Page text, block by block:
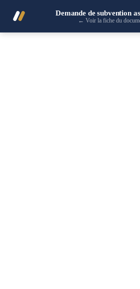
Demande de subvention
← Voir la fiche du